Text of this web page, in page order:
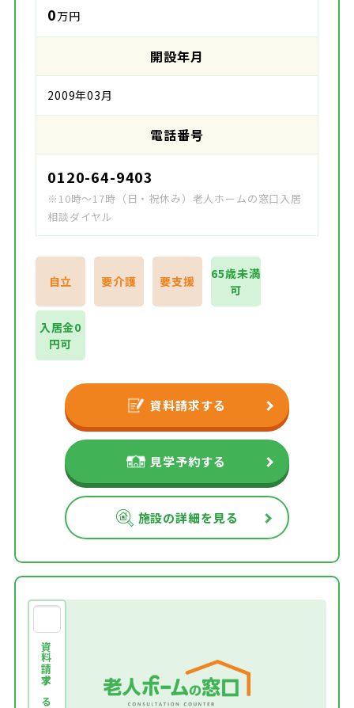
0万円
開設年月
2009年03月
電話番号
0120-64-9403
※10時～17時（日・祝休み）老人ホームの窓口入居
相談ダイヤル
自立 要介護 要支援
65歳未満
可
入居金0
円可
資料請求する
見学予約する
施設の詳細を見る
資料請求する